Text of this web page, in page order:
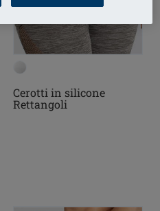
Cerotti in silicone
Rettangoli